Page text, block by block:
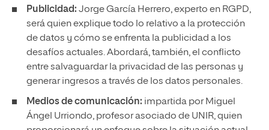
Publicidad: Jorge García Herrero, experto en RGPD,
será quien explique todo lo relativo a la protección
de datos y cómo se enfrenta la publicidad a los
desafíos actuales. Abordará, también, el conflicto
entre salvaguardar la privacidad de las personas y
generar ingresos a través de los datos personales.
Medios de comunicación: impartida por Miguel
Ángel Urriondo, profesor asociado de UNIR, quien